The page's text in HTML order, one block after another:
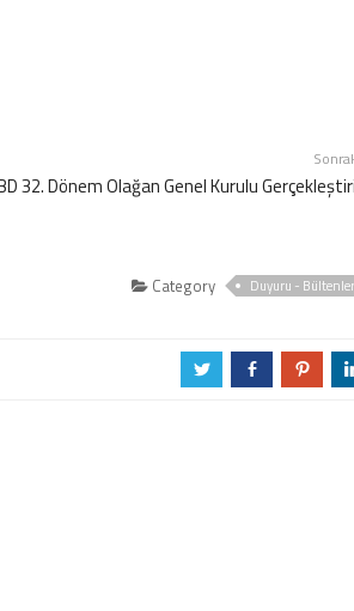
32. Dönem Olağan Genel Kurulu
Category Duyuru -
a b d